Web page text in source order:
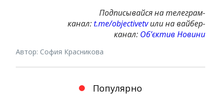
Подписывайся на телеграм-
канал:t.me/objectivetvили на вайбер-
канал: Обʼєктив Новини
Автор: София Красникова
Популярно